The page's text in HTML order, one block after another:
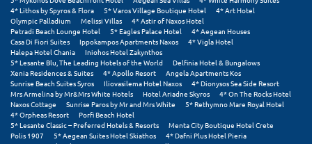
Σπάρτη
Σπέτσες
Σποράδες
Σύβοτα
Σύμη
4* Lithos by Spyros & Flora
5* Varos Village Boutique Hotel
4* Art Hotel
Olympic Palladium
Melissi Villas
4* Astir of Naxos Hotel
Petradi Beach Lounge Hotel
5* Eagles Palace Hotel
4* Aegean Houses
Casa Di Fiori Suites
Ippokampos Apartments Naxos
4* Vigla Hotel
Halepa Hotel Chania
Iniohos Hotel Zakynthos
5* Lesante Blu, The Leading Hotels of the World
Delfinia Hotel & Bungalows
Xenia Residences & Suites
4* Apollo Resort
Angela Apartments Kos
Sunrise Beach Suites Syros
Iliovasilema Hotel Naxos
4* Dionysos Sea Side Resort
Mrs Armelina by Mr&Mrs White Hotels
Hotel Ariadne Skyros
4* On The Rocks Hotel
Naxos Cottage
Sunrise Paros by Mr and Mrs White
5* Rethymno Mare Royal Hotel
4* Orpheas Resort
Porfi Beach Hotel
5* Lesante Classic – Preferred Hotels & Resorts
Menta City Boutique Hotel Crete
Polis 1907
5* Aegean Suites Hotel Skiathos
4* Dafni Plus Hotel Pieria